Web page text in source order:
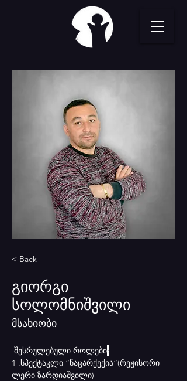
< Back
გიორგი
სოლომნიშვილი
მსახიობი
შესრულებული როლები:
1 .სპექტაკლი “ნაცარქექია“(რეჟისორი
ლერი ზარდიაშვილი)